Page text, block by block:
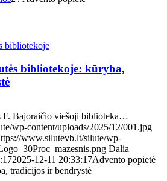
bibliotekoje: kūryba,
F. Bajoraičio viešoji biblioteka…
wp-content/uploads/2025/12/001.jpg
www.silutevb.lt/silute/wp-
Dalia
2025-12-11 20:33:17Advento popietė
tradicijos ir bendrystė